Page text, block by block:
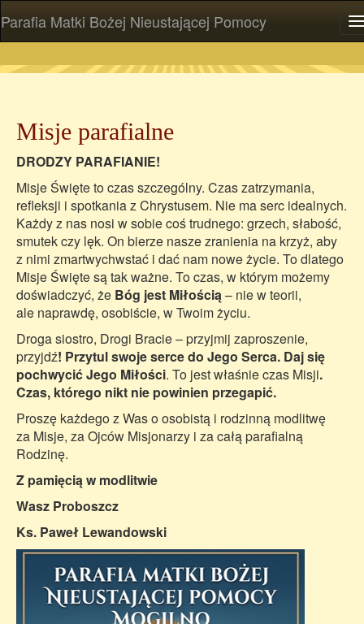
Parafia Matki Bożej Nieustającej Pomocy
Misje parafialne
DRODZY PARAFIANIE!
Misje Święte to czas szczególny. Czas zatrzymania,
refleksji i spotkania z Chrystusem. Nie ma serc idealnych.
Każdy z nas nosi w sobie coś trudnego: grzech, słabość,
smutek czy lęk. On bierze nasze zranienia na krzyż, aby
z nimi zmartwychwstać i dać nam nowe życie. To dlatego
Misje Święte są tak ważne. To czas, w którym możemy
doświadczyć, że Bóg jest Miłością– nie w teorii,
ale naprawdę, osobiście, w Twoim życiu.
Droga siostro, Drogi Bracie – przyjmij zaproszenie,
przyjdź! Przytul swoje serce do Jego Serca. Daj się
pochwycić Jego Miłości. To jest właśnie czas Misji.
Czas, którego nikt nie powinien przegapić.
Proszę każdego z Was o osobistą i rodzinną modlitwę
za Misje, za Ojców Misjonarzy i za całą parafialną
Rodzinę.
Z pamięcią w modlitwie
Wasz Proboszcz
Ks. Paweł Lewandowski